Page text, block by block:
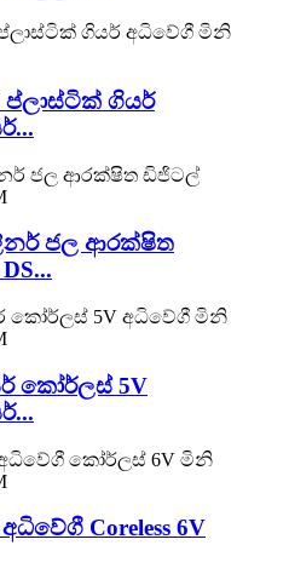
ප්ලාස්ටික් ගියර්
ජල ආරක්ෂිත
කෝර්ලස් 5V
Coreless 6V